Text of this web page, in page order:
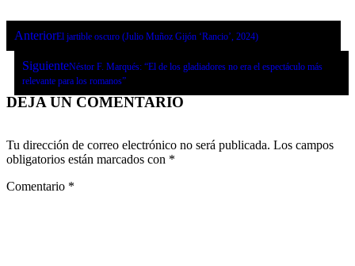
AnteriorEl jartible oscuro (Julio Muñoz Gijón ‘Rancio’, 2024)
SiguienteNéstor F. Marqués: “El de los gladiadores no era el espectáculo más
relevante para los romanos”
DEJA UN COMENTARIO
Tu dirección de correo electrónico no será publicada. Los campos
obligatorios están marcados con *
Comentario *